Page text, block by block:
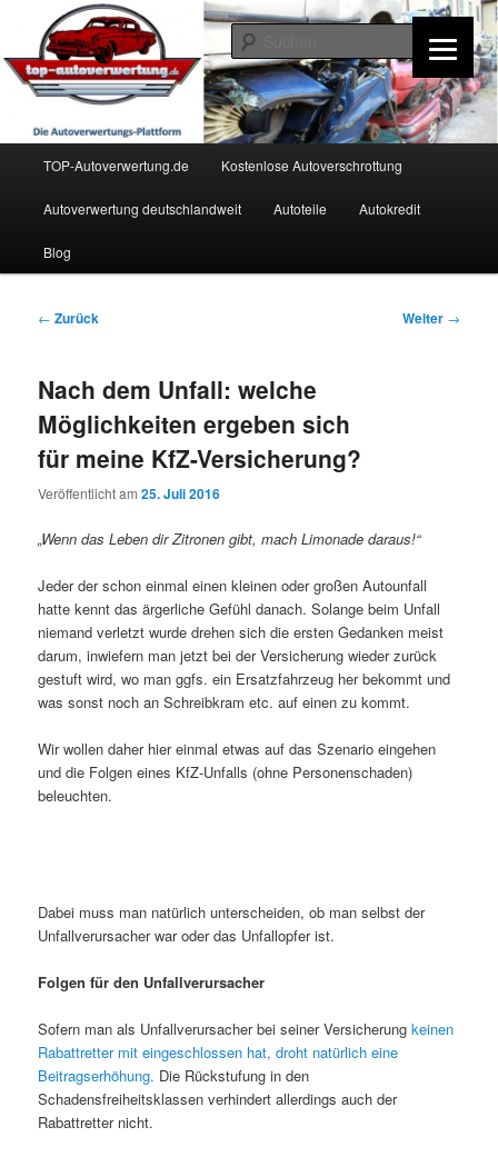
wechseln
TOP-Autoverwertung.de
TOP-Autoverwertung.de Kostenlose Autoverschrottung
Autoverwertung deutschlandweit Autoteile Autokredit
Blog
Beitrags-
← Zurück Weiter →
Nach dem Unfall: welche
Möglichkeiten ergeben sich
für meine KfZ-Versicherung?
Veröffentlicht am25. Juli 2016
„Wenn das Leben dir Zitronen gibt, mach Limonade daraus!“
Jeder der schon einmal einen kleinen oder großen Autounfall
hatte kennt das ärgerliche Gefühl danach. Solange beim Unfall
niemand verletzt wurde drehen sich die ersten Gedanken meist
darum, inwiefern man jetzt bei der Versicherung wieder zurück
gestuft wird, wo man ggfs. ein Ersatzfahrzeug her bekommt und
was sonst noch an Schreibkram etc. auf einen zu kommt.
Wir wollen daher hier einmal etwas auf das Szenario eingehen
und die Folgen eines KfZ-Unfalls (ohne Personenschaden)
beleuchten.
Dabei muss man natürlich unterscheiden, ob man selbst der
Unfallverursacher war oder das Unfallopfer ist.
Folgen für den Unfallverursacher
Sofern man als Unfallverursacher bei seiner Versicherungkeinen
Rabattretter mit eingeschlossen hat, droht natürlich eine
Beitragserhöhung. Die Rückstufung in den
Schadensfreiheitsklassen verhindert allerdings auch der
Rabattretter nicht.